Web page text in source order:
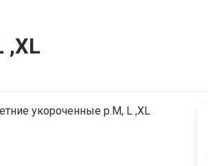
,XL
укороченные р.M, L ,XL